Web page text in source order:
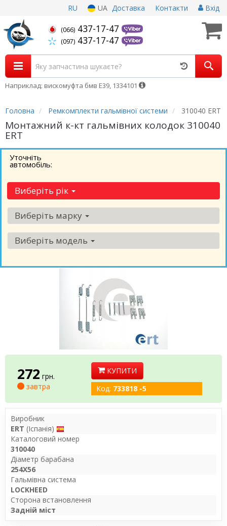
RU UA Доставка Контакти Вхід
(066) 437-17-47
(097) 437-17-47
Наприклад: вискомуфта бмв Е39, 1334101
Головна Ремкомплекти гальмівної системи 310040 ERT
Монтажний к-кт гальмівних колодок 310040
ERT
Уточніть
автомобіль:
Виберіть рік
Виберіть марку
Виберіть модель
272 грн.
завтра
КУПИТИ
Код: 733818 -5
Виробник
ERT (Іспанія)
Каталоговий номер
310040
Діаметр барабана
254X56
Гальмівна система
LOCKHEED
Сторона встановлення
Задній міст